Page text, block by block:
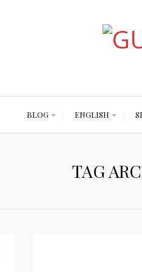
BLOG ENGLISH
TAG